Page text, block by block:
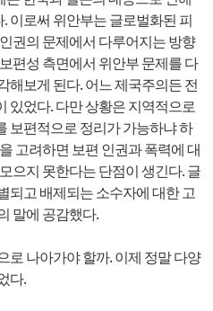
이로써 위안부는 글로벌화된 피
권의 문제에서 다루어지는 방향
편성 측면에서 위안부 문제를 다
해보게 된다. 어느 제국주의든 전
있었다. 다만 상황은 지역적으로
보편적으로 정리가 가능하냐 하
고려하면 보편 인권과 폭력에 대
으지 못한다는 단점이 생긴다. 글
되고 배제되는 소수자에 대한 고
말에 공감했다.
로 나아가야 할까. 이제 정말 다양
다.